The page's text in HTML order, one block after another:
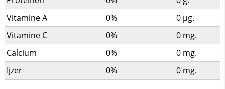
Vitamine A
0% 0 µg.
Vitamine C
0% 0 mg.
Calcium
0% 0 mg.
Ijzer
0% 0 mg.